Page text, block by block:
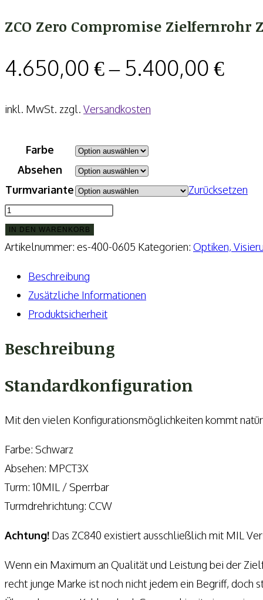
ZCO Zero Compromise Zielfernrohr
4.650,00 €– 5.400,00 €
inkl. MwSt. zzgl. Versandkosten
Farbe
Absehen
Turmvariante
Zurücksetzen
ZCO
Zero
Compromise
ZC840
IN DEN WARENKORB
Artikelnummer: es-400-0605 Kategorien: Optiken,
Beschreibung
Zusätzliche Informationen
Produktsicherheit
Beschreibung
Standardkonfiguration
Mit den vielen Konfigurationsmöglichkeiten kommt
Farbe: Schwarz
Absehen: MPCT3X
Turm: 10MIL / Sperrbar
Turmdrehrichtung: CCW
Achtung! Das ZC840 existiert ausschließlich mit MIL
Wenn ein Maximum an Qualität und Leistung bei der
recht junge Marke ist noch nicht jedem ein Begriff, doch